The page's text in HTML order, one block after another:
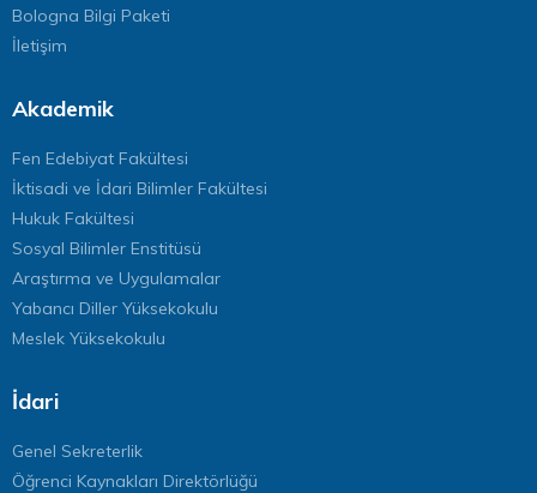
Bologna Bilgi Paketi
İletişim
Akademik
Fen Edebiyat Fakültesi
İktisadi ve İdari Bilimler Fakültesi
Hukuk Fakültesi
Sosyal Bilimler Enstitüsü
Araştırma ve Uygulamalar
Yabancı Diller Yüksekokulu
Meslek Yüksekokulu
İdari
Genel Sekreterlik
Öğrenci Kaynakları Direktörlüğü